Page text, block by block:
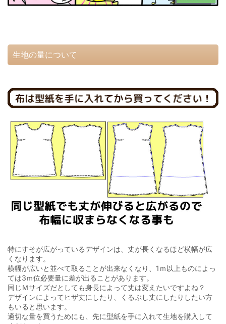
生地の量について
特にすそが広がっているデザインは、丈が長くなるほど横幅が広
くなります。
横幅が広いと並べて取ることが出来なくなり、1ｍ以上ものによっ
ては3ｍ位必要量に差が出ることがあります。
同じＭサイズだとしても身長によって丈は変えたいですよね？
デザインによってヒザ丈にしたり、くるぶし丈にしたりしたい方
もいると思います。
適切な量を買うためにも、先に型紙を手に入れて生地を購入して